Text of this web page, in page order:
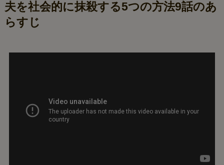
夫を社会的に抹殺する5つの方法9話のあ
らすじ